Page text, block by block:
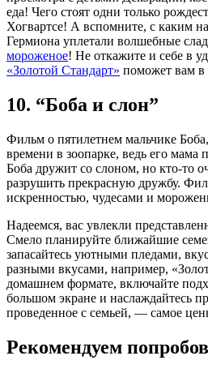
еда! Чего стоят одни только
Хогвартсе! А вспомните, с каким
Гермиона уплетали волшебные
мороженое! Не откажите и себе в
«Золотой Стандарт» поможет вам в
10. “Боба и слон”
Фильм о пятилетнем мальчике
времени в зоопарке, ведь его мама
Боба дружит со слоном, но кто-то
разрушить прекрасную дружбу.
искренностью, чудесами и
Надеемся, вас увлекли
Смело планируйте ближайшие
запасайтесь уютными пледами,
разными вкусами, например,
домашнем формате, включайте
большом экране и наслаждайтесь
проведенное с семьей, — самое
Рекомендуем